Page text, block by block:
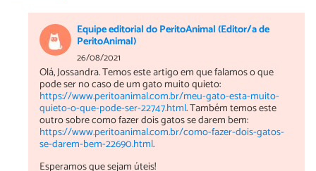
Equipe editorial do PeritoAnimal (Editor/a de
PeritoAnimal)
26/08/2021
Olá, Jossandra. Temos este artigo em que falamos o que
pode ser no caso de um gato muito quieto:
https://www.peritoanimal.com.br/meu-gato-esta-muito-
quieto-o-que-pode-ser-22747.html. Também temos este
outro sobre como fazer dois gatos se darem bem:
https://www.peritoanimal.com.br/como-fazer-dois-gatos-
se-darem-bem-22690.html.
Esperamos que sejam úteis!